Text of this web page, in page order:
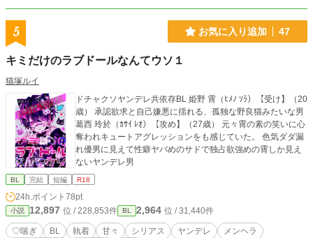
5 お気に入り追加 47
キミだけのラブドールなんてウソ１
猫塚ルイ
ドチャクソヤンデレ共依存BL 姫野 霄（ﾋﾒﾉ ｿﾗ）【受け】（20
歳） 承認欲求と自己嫌悪に揺れる、孤独な野良猫みたいな男
葛西 玲於（ｶｻｲ ﾚｵ）【攻め】（27歳） 元々霄の素の笑いに心
奪われキュートアグレッションをも感じていた。 色気ダダ漏
れ優男に見えて性癖ヤバめのサドで独占欲強めの霄しか見え
ないヤンデレ男
BL 完結 短編 R18
24h.ポイント 78pt
小説 12,897 位 / 228,853件 BL 2,964 位 / 31,440件
♡喘ぎ BL 執着 甘々 シリアス ヤンデレ
メンヘラ